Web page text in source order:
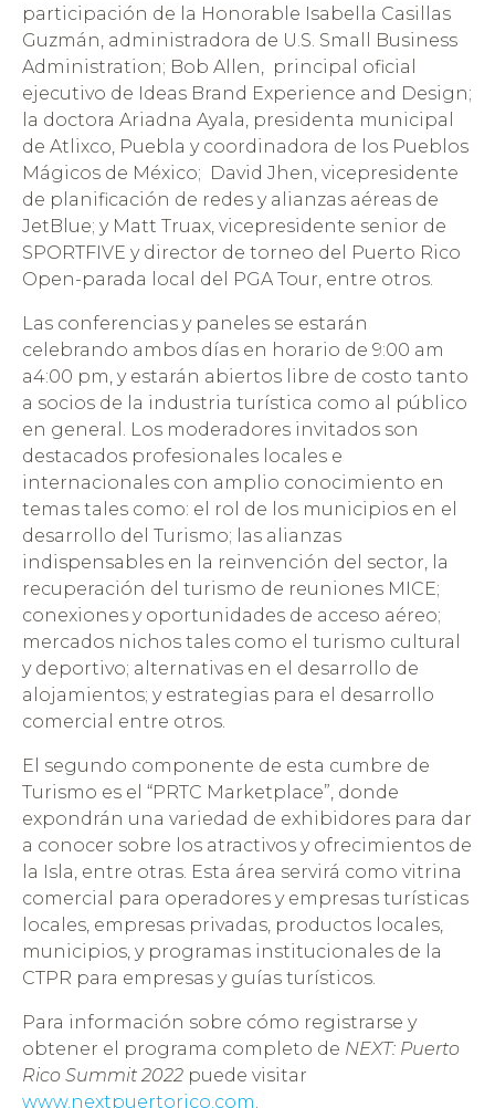
participación de la Honorable Isabella Casillas
Guzmán, administradora de U.S. Small Business
Administration; Bob Allen, principal oficial
ejecutivo de Ideas Brand Experience and Design;
la doctora Ariadna Ayala, presidenta municipal
de Atlixco, Puebla y coordinadora de los Pueblos
Mágicos de México; David Jhen, vicepresidente
de planificación de redes y alianzas aéreas de
JetBlue; y Matt Truax, vicepresidente senior de
SPORTFIVE y director de torneo del Puerto Rico
Open-parada local del PGA Tour, entre otros.
Las conferencias y paneles se estarán
celebrando ambos días en horario de 9:00 am
a4:00 pm, y estarán abiertos libre de costo tanto
a socios de la industria turística como al público
en general. Los moderadores invitados son
destacados profesionales locales e
internacionales con amplio conocimiento en
temas tales como: el rol de los municipios en el
desarrollo del Turismo; las alianzas
indispensables en la reinvención del sector, la
recuperación del turismo de reuniones MICE;
conexiones y oportunidades de acceso aéreo;
mercados nichos tales como el turismo cultural
y deportivo; alternativas en el desarrollo de
alojamientos; y estrategias para el desarrollo
comercial entre otros.
El segundo componente de esta cumbre de
Turismo es el “PRTC Marketplace”, donde
expondrán una variedad de exhibidores para dar
a conocer sobre los atractivos y ofrecimientos de
la Isla, entre otras. Esta área servirá como vitrina
comercial para operadores y empresas turísticas
locales, empresas privadas, productos locales,
municipios, y programas institucionales de la
CTPR para empresas y guías turísticos.
Para información sobre cómo registrarse y
obtener el programa completo de NEXT: Puerto
Rico Summit 2022 puede visitar
www.nextpuertorico.com.